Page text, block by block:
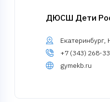
ДЮСШ Дети
Екатеринбург,
+7 (343) 268-
gymekb.ru